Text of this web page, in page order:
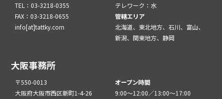
TEL：03-3218-0355
FAX：03-3218-0655
info[at]tattky.com
テレワーク：水
管轄エリア
北海道、東北地方、石川、富山、
新潟、関東地方、静岡
大阪事務所
〒550-0013
大阪府大阪市西区新町1-4-26
オープン時間
9:00～12:00／13:00～17:00